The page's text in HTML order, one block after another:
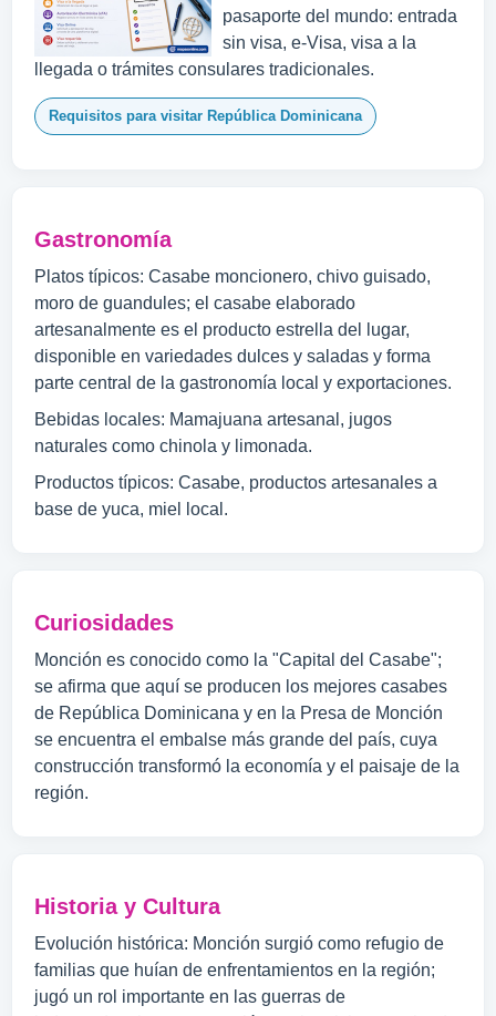
pasaporte del mundo: entrada
sin visa, e-Visa, visa a la
llegada o trámites consulares tradicionales.
Requisitos para visitar República Dominicana
Gastronomía
Platos típicos: Casabe moncionero, chivo guisado,
moro de guandules; el casabe elaborado
artesanalmente es el producto estrella del lugar,
disponible en variedades dulces y saladas y forma
parte central de la gastronomía local y exportaciones.
Bebidas locales: Mamajuana artesanal, jugos
naturales como chinola y limonada.
Productos típicos: Casabe, productos artesanales a
base de yuca, miel local.
Curiosidades
Monción es conocido como la "Capital del Casabe";
se afirma que aquí se producen los mejores casabes
de República Dominicana y en la Presa de Monción
se encuentra el embalse más grande del país, cuya
construcción transformó la economía y el paisaje de la
región.
Historia y Cultura
Evolución histórica: Monción surgió como refugio de
familias que huían de enfrentamientos en la región;
jugó un rol importante en las guerras de